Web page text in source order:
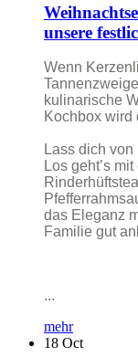
unsere
Wenn
kulinarische
Kochbox wird
Lass dich
Los geht’s
das Eleganz
Familie gut
...
mehr
18 Oct